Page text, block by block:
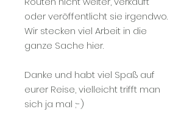
oder veröffentlicht sie irgendwo.
Wir stecken viel Arbeit in die
ganze Sache hier.
Danke und habt viel Spaß auf
eurer Reise, vielleicht trifft man
sich ja mal ;-)